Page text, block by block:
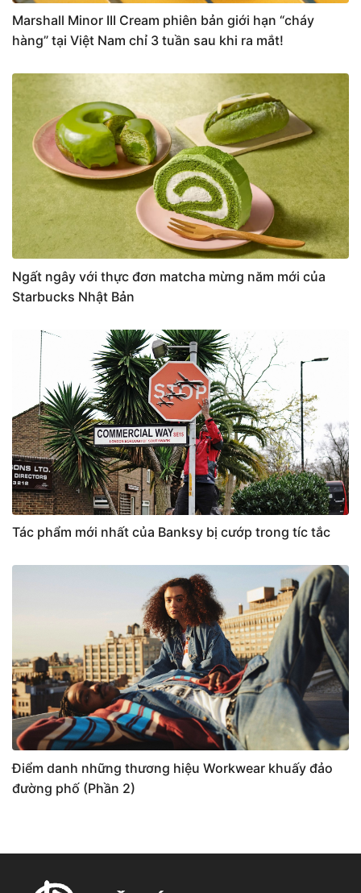
Marshall Minor III Cream phiên bản giới hạn “cháy
hàng” tại Việt Nam chỉ 3 tuần sau khi ra mắt!
Ngất ngây với thực đơn matcha mừng năm mới của
Starbucks Nhật Bản
Tác phẩm mới nhất của Banksy bị cướp trong tíc tắc
Điểm danh những thương hiệu Workwear khuấy đảo
đường phố (Phần 2)